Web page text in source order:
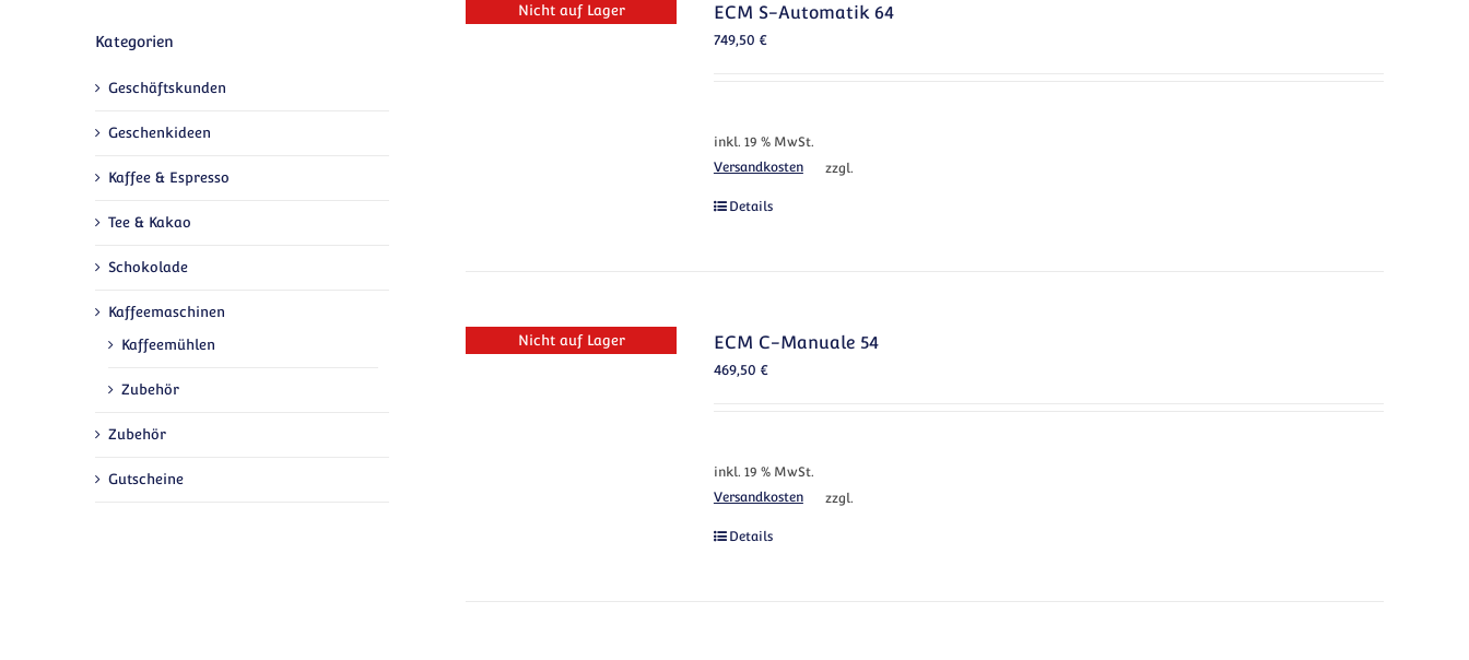
Nicht auf Lager ECM S-Automatik 64
749,50 €
inkl. 19 % MwSt.
zzgl.
Versandkosten
Details
Nicht auf Lager ECM C-Manuale 54
469,50 €
inkl. 19 % MwSt.
zzgl.
Versandkosten
Details
Kategorien
Geschäftskunden
Geschenkideen
Kaffee & Espresso
Tee & Kakao
Schokolade
Kaffeemaschinen
Kaffeemühlen
Zubehör
Zubehör
Gutscheine